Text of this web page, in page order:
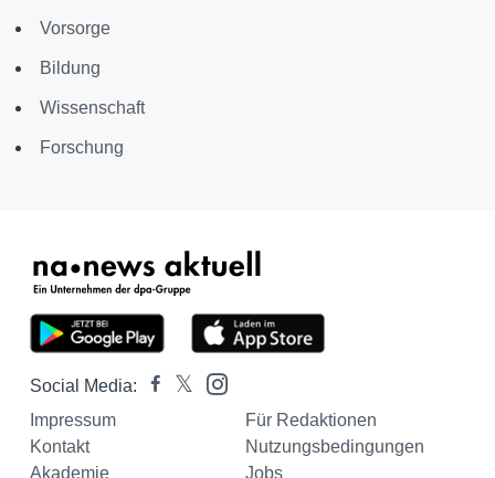
Vorsorge
Bildung
Wissenschaft
Forschung
Social Media:
Impressum
Für Redaktionen
Kontakt
Nutzungsbedingungen
Akademie
Jobs